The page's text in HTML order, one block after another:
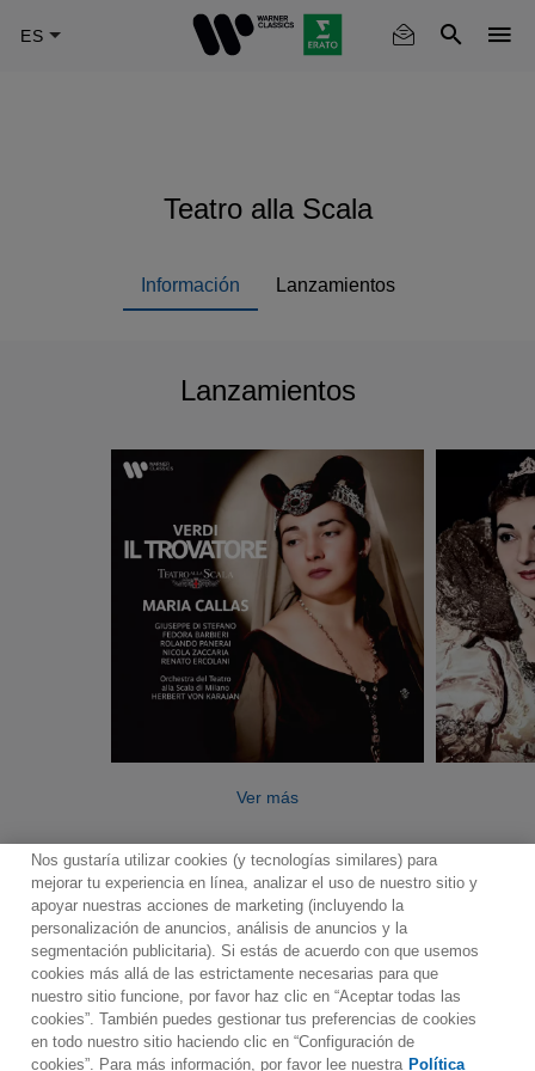
Teatro alla Scala
Información Lanzamientos
Lanzamientos
Ver más
Contacto Boletin informativo
Términos de Uso
Política de Privacidad
Mapa web
Política de cookies
Ajustes de Cookies
Nos gustaría utilizar cookies (y tecnologías similares) para
mejorar tu experiencia en línea, analizar el uso de nuestro sitio y
apoyar nuestras acciones de marketing (incluyendo la
personalización de anuncios, análisis de anuncios y la
segmentación publicitaria). Si estás de acuerdo con que usemos
cookies más allá de las estrictamente necesarias para que
nuestro sitio funcione, por favor haz clic en “Aceptar todas las
cookies”. También puedes gestionar tus preferencias de cookies
en todo nuestro sitio haciendo clic en “Configuración de
cookies”. Para más información, por favor lee nuestra Política